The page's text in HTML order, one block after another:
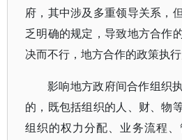
府，其中涉及多重领导关系，
乏明确的规定，导致地方合作
决而不行，地方合作的政策执行
影响地方政府间合作组织
的，既包括组织的人、财、物
组织的权力分配、业务流程